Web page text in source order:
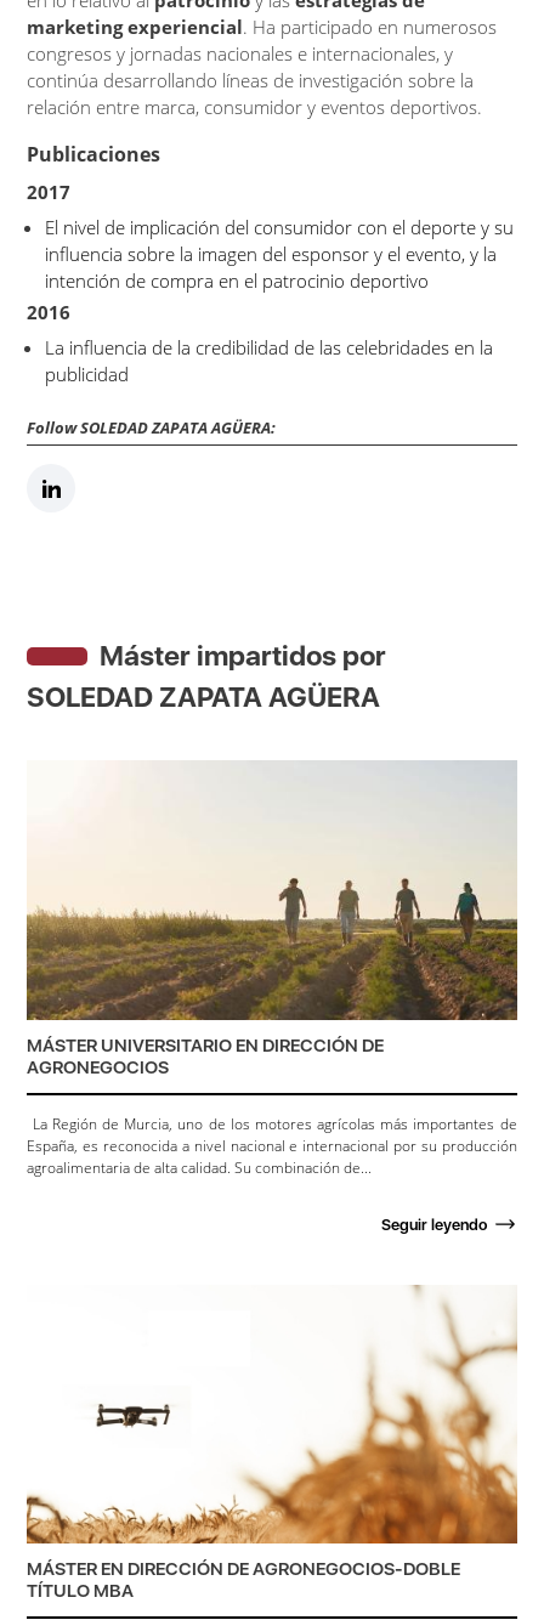
marketing experiencial. Ha participado en numerosos
congresos y jornadas nacionales e internacionales, y
continúa desarrollando líneas de investigación sobre la
relación entre marca, consumidor y eventos deportivos.
Publicaciones
2017
El nivel de implicación del consumidor con el deporte y su
influencia sobre la imagen del esponsor y el evento, y la
intención de compra en el patrocinio deportivo
2016
La influencia de la credibilidad de las celebridades en la
publicidad
Follow SOLEDAD ZAPATA AGÜERA:
Máster impartidos por
SOLEDAD ZAPATA AGÜERA
MÁSTER UNIVERSITARIO EN DIRECCIÓN DE
AGRONEGOCIOS
La Región de Murcia, uno de los motores agrícolas más importantes de
España, es reconocida a nivel nacional e internacional por su producción
agroalimentaria de alta calidad. Su combinación de...
Seguir leyendo
MÁSTER EN DIRECCIÓN DE AGRONEGOCIOS-DOBLE
TÍTULO MBA